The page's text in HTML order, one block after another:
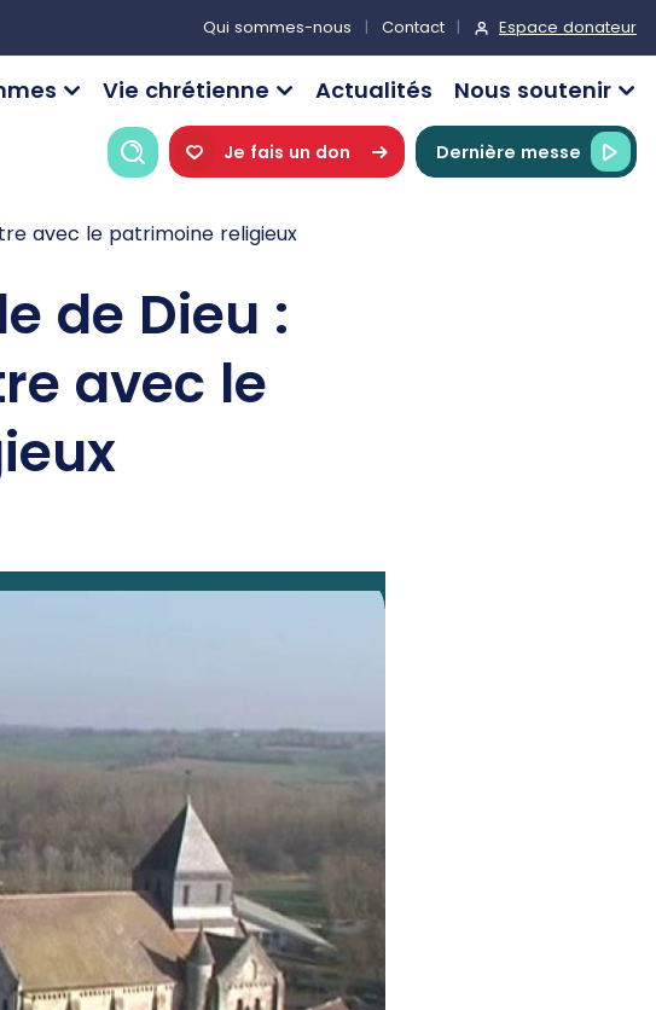
Qui sommes-nous Contact Espace donateur
Vie chrétienne Actualités Nous soutenir
RechercheJe fais un don Dernière messe
avec le patrimoine religieux
de Dieu :
avec le